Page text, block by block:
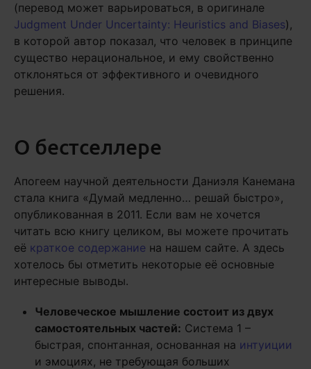
(перевод может варьироваться, в оригинале
Judgment Under Uncertainty: Heuristics and Biases),
в которой автор показал, что человек в принципе
существо нерациональное, и ему свойственно
отклоняться от эффективного и очевидного
решения.
О бестселлере
Апогеем научной деятельности Даниэля Канемана
стала книга «Думай медленно… решай быстро»,
опубликованная в 2011. Если вам не хочется
читать всю книгу целиком, вы можете прочитать
её краткое содержание на нашем сайте. А здесь
хотелось бы отметить некоторые её основные
интересные выводы.
Человеческое мышление состоит из двух
самостоятельных частей: Система 1 –
быстрая, спонтанная, основанная на интуиции
и эмоциях, не требующая больших